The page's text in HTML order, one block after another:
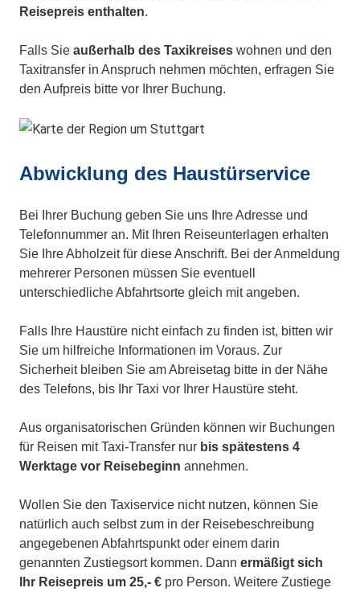
Reisepreis enthalten.
Falls Sie außerhalb des Taxikreises wohnen und den
Taxitransfer in Anspruch nehmen möchten, erfragen Sie
den Aufpreis bitte vor Ihrer Buchung.
Abwicklung des Haustürservice
Bei Ihrer Buchung geben Sie uns Ihre Adresse und
Telefonnummer an. Mit Ihren Reiseunterlagen erhalten
Sie Ihre Abholzeit für diese Anschrift. Bei der Anmeldung
mehrerer Personen müssen Sie eventuell
unterschiedliche Abfahrtsorte gleich mit angeben.
Falls Ihre Haustüre nicht einfach zu finden ist, bitten wir
Sie um hilfreiche Informationen im Voraus. Zur
Sicherheit bleiben Sie am Abreisetag bitte in der Nähe
des Telefons, bis Ihr Taxi vor Ihrer Haustüre steht.
Aus organisatorischen Gründen können wir Buchungen
für Reisen mit Taxi-Transfer nur bis spätestens 4
Werktage vor Reisebeginn annehmen.
Wollen Sie den Taxiservice nicht nutzen, können Sie
natürlich auch selbst zum in der Reisebeschreibung
angegebenen Abfahrtspunkt oder einem darin
genannten Zustiegsort kommen. Dann ermäßigt sich
Ihr Reisepreis um 25,- € pro Person. Weitere Zustiege